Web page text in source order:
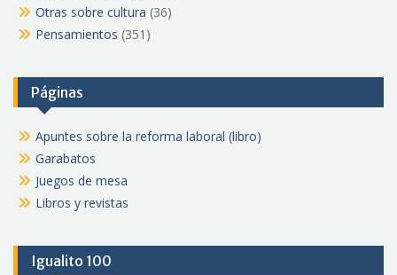
Otras sobre cultura (36)
Pensamientos (351)
Páginas
Apuntes sobre la reforma laboral (libro)
Garabatos
Juegos de mesa
Libros y revistas
Igualito 100